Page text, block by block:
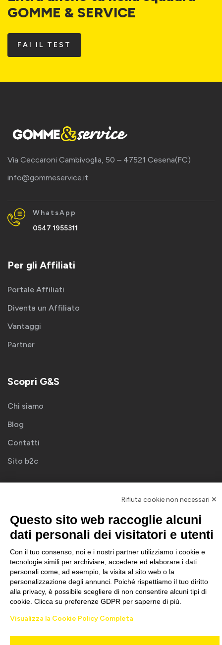
GOMME & SERVICE
FAI IL TEST
Via Ceccaroni Cambivoglia, 50 – 47521 Cesena(FC)
info@gommeservice.it
WhatsApp
0547 1955311
Per gli Affiliati
Portale Affiliati
Diventa un Affiliato
Vantaggi
Partner
Scopri G&S
Chi siamo
Blog
Contatti
Sito b2c
ISCRIVITI
GOMME & SERVICE ITALIA Srl Cod. Fiscale e Partita IVA 02650940998
Privacy policy
–
Rifiuta cookie non necessari ✕
Questo sito web raccoglie alcuni
dati personali dei visitatori e utenti
Con il tuo consenso, noi e i nostri partner utilizziamo i cookie e
tecnologie simili per archiviare, accedere ed elaborare i dati
personali come, ad esempio, la visita al sito web o la
personalizzazione degli annunci. Poiché rispettiamo il tuo diritto
alla privacy, è possibile scegliere di non consentire alcuni tipi di
cookie. Clicca su preferenze GDPR per saperne di più.
Visualizza la Cookie Policy Completa